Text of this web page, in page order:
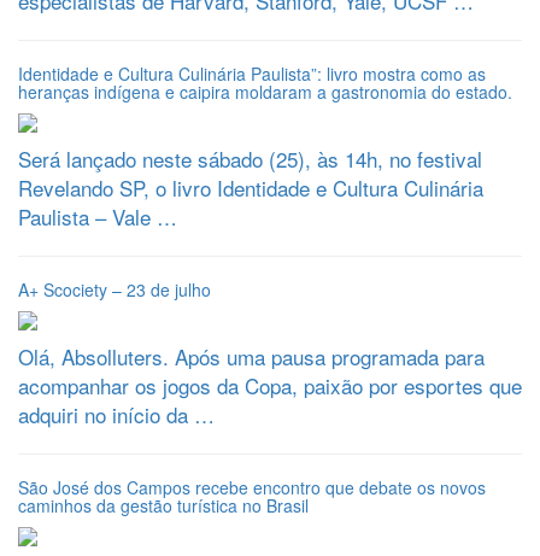
Identidade e Cultura Culinária Paulista”: livro mostra como as
heranças indígena e caipira moldaram a gastronomia do estado.
Será lançado neste sábado (25), às 14h, no festival
Revelando SP, o livro Identidade e Cultura Culinária
Paulista – Vale …
A+ Scociety – 23 de julho
Olá, Absolluters. Após uma pausa programada para
acompanhar os jogos da Copa, paixão por esportes que
adquiri no início da …
São José dos Campos recebe encontro que debate os novos
caminhos da gestão turística no Brasil